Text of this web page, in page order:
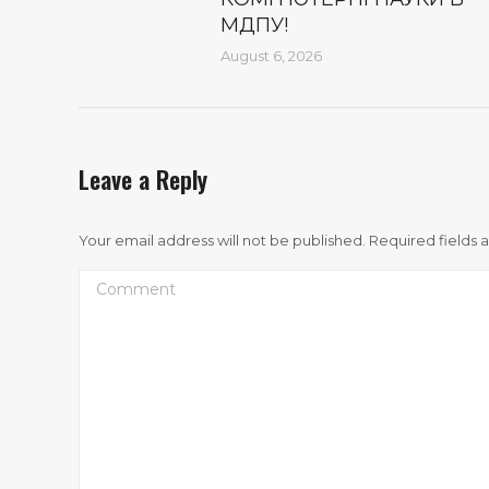
МДПУ!
August 6, 2026
Leave a Reply
Your email address will not be published. Required fields
Comment